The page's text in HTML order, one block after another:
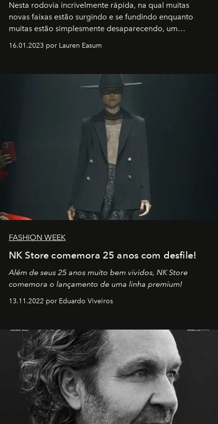
Nesta rodovia incrivelmente rápida, na qual muitas
novas faixas estão surgindo e se fundindo enquanto
muitas estão simplesmente desaparecendo, um
transportador AMTD abrindo caminho para muitos
por propósitos, com um claro senso de missão na vida e
16.01.2023 por Lauren Easum
FASHION WEEK
NK Store comemora 25 anos com desfile!
Além de seus 25 anos muito bem vividos, NK Store
comemora o lançamento de uma linha premium!
13.11.2022 por Eduardo Viveiros